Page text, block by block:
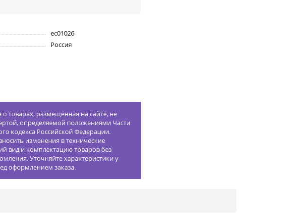
ec01026
Россия
товарах, размещенная на сайте, не
определяемой положениями Части
кодекса Российской Федерации.
изменения в технические
вид и комплектацию товаров без
Уточняйте характеристики у
оформлением заказа.